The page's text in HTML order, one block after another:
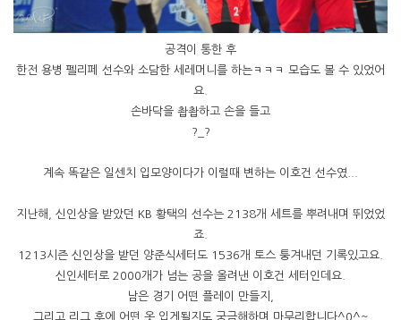
공격이 통한 후
한전 용병 펠리페 선수와 소담한 세레머니를 하는ㅋㅋㅋ 모습도 볼 수 있었어
요.
손바닥을 촵촵하고 손을 들고
?_?
계속 똑같은 일센치 입모양이다가 이럴때 변하는 이호건 선수였...
지난해, 신인상을 받았던 KB 황택의 선수는 2138개 세트를 뿌려내며 뛰었었
죠.
1213시즌 신인상을 받던 양준식세터도 1536개 토스 퉁겨내던 기록있고요.
신인세터로 2000개가 넘는 공을 올려낸 이호건 세터인데요.
남은 경기 어떤 플레이 만들지,
그리고 리그 후에 어떤 옷 입게될지도 궁금해하며 마무리합니다^0^~